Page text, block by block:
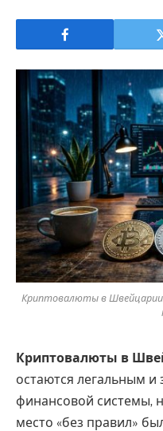
Криптовалюты в Швейцарии
Криптовалюты в
остаются легальным
финансовой системы,
место «без правил»